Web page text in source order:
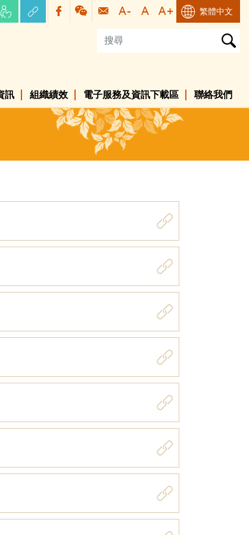
繁體中文
訊 組織績效 電子服務及資訊下載區 聯絡我們